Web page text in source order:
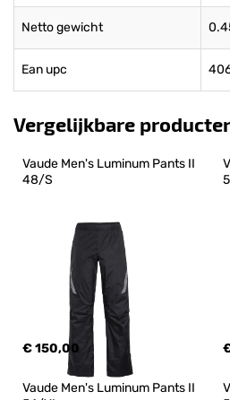
Netto gewicht
Ean upc
Vergelijkbare
Vaude Men's Luminum Pants II
48/S
€ 150,00
Vaude Men's Luminum Pants II